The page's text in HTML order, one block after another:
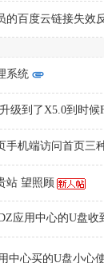
的百度云链接失效
系统
级到了X5.0到时候
手机端访问首页三
站 望照顾
应用中心的U盘收
中心买的U盘小心